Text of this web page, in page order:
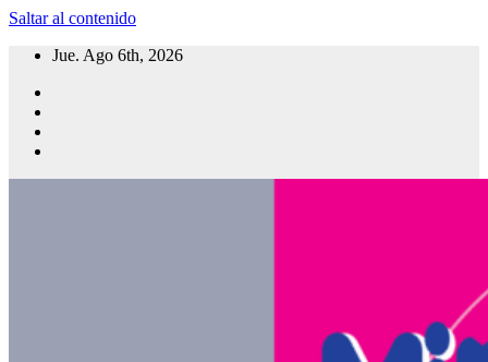
Saltar al contenido
Jue. Ago 6th, 2026